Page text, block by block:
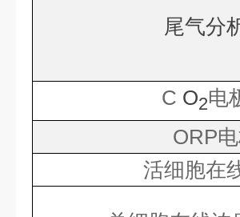
尾气分
C O2电
ORP
活细胞在